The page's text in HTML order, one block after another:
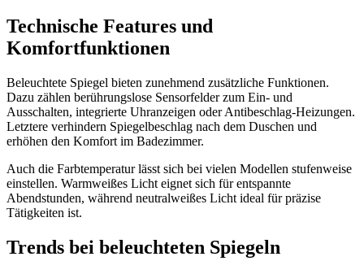
Technische Features und
Komfortfunktionen
Beleuchtete Spiegel bieten zunehmend zusätzliche Funktionen.
Dazu zählen berührungslose Sensorfelder zum Ein- und
Ausschalten, integrierte Uhranzeigen oder Antibeschlag-Heizungen.
Letztere verhindern Spiegelbeschlag nach dem Duschen und
erhöhen den Komfort im Badezimmer.
Auch die Farbtemperatur lässt sich bei vielen Modellen stufenweise
einstellen. Warmweißes Licht eignet sich für entspannte
Abendstunden, während neutralweißes Licht ideal für präzise
Tätigkeiten ist.
Trends bei beleuchteten Spiegeln